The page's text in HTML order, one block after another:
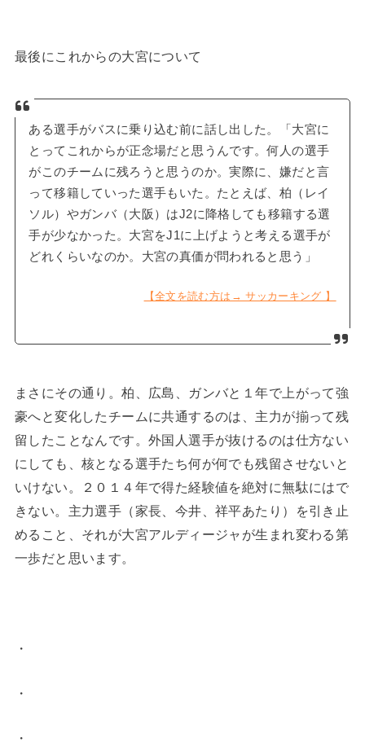
最後にこれからの大宮について
ある選手がバスに乗り込む前に話し出した。「大宮に
とってこれからが正念場だと思うんです。何人の選手
がこのチームに残ろうと思うのか。実際に、嫌だと言
って移籍していった選手もいた。たとえば、柏（レイ
ソル）やガンバ（大阪）はJ2に降格しても移籍する選
手が少なかった。大宮をJ1に上げようと考える選手が
どれくらいなのか。大宮の真価が問われると思う」
【全文を読む方は→ サッカーキング 】
まさにその通り。柏、広島、ガンバと１年で上がって強
豪へと変化したチームに共通するのは、主力が揃って残
留したことなんです。外国人選手が抜けるのは仕方ない
にしても、核となる選手たち何が何でも残留させないと
いけない。２０１４年で得た経験値を絶対に無駄にはで
きない。主力選手（家長、今井、祥平あたり）を引き止
めること、それが大宮アルディージャが生まれ変わる第
一歩だと思います。
・
・
・